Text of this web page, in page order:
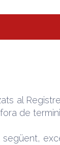
al
de
següent,